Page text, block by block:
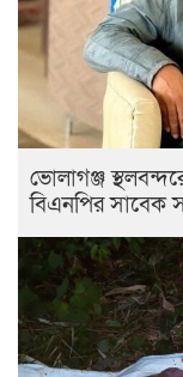
ভোলাগঞ্জ
বিএনপির সাবেক